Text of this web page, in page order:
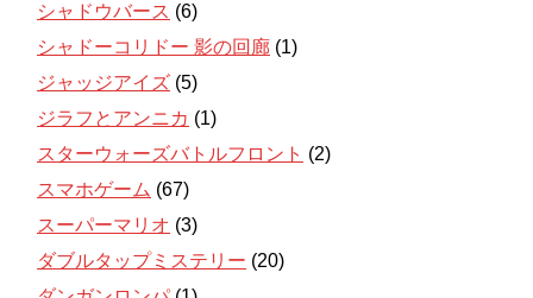
シャドウバース (6)
シャドーコリドー 影の回廊 (1)
ジャッジアイズ (5)
ジラフとアンニカ (1)
スターウォーズバトルフロント (2)
スマホゲーム (67)
スーパーマリオ (3)
ダブルタップミステリー (20)